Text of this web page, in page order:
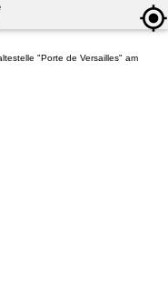
"Porte de Versailles" am